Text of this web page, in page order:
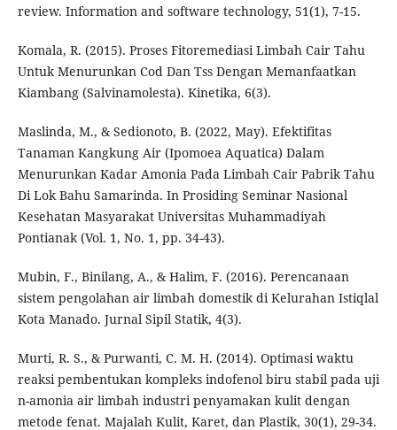
review. Information and software technology, 51(1), 7-15.
Komala, R. (2015). Proses Fitoremediasi Limbah Cair Tahu
Untuk Menurunkan Cod Dan Tss Dengan Memanfaatkan
Kiambang (Salvinamolesta). Kinetika, 6(3).
Maslinda, M., & Sedionoto, B. (2022, May). Efektifitas
Tanaman Kangkung Air (Ipomoea Aquatica) Dalam
Menurunkan Kadar Amonia Pada Limbah Cair Pabrik Tahu
Di Lok Bahu Samarinda. In Prosiding Seminar Nasional
Kesehatan Masyarakat Universitas Muhammadiyah
Pontianak (Vol. 1, No. 1, pp. 34-43).
Mubin, F., Binilang, A., & Halim, F. (2016). Perencanaan
sistem pengolahan air limbah domestik di Kelurahan Istiqlal
Kota Manado. Jurnal Sipil Statik, 4(3).
Murti, R. S., & Purwanti, C. M. H. (2014). Optimasi waktu
reaksi pembentukan kompleks indofenol biru stabil pada uji
n-amonia air limbah industri penyamakan kulit dengan
metode fenat. Majalah Kulit, Karet, dan Plastik, 30(1), 29-34.